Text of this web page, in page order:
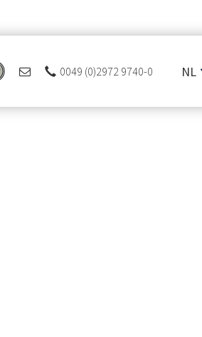
0049 (0)2972 9740-0
NL
EN